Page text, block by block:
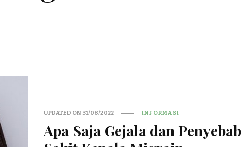
UPDATED ON 31/08/2022 INFORMASI
Apa Saja Gejala dan Penyebab